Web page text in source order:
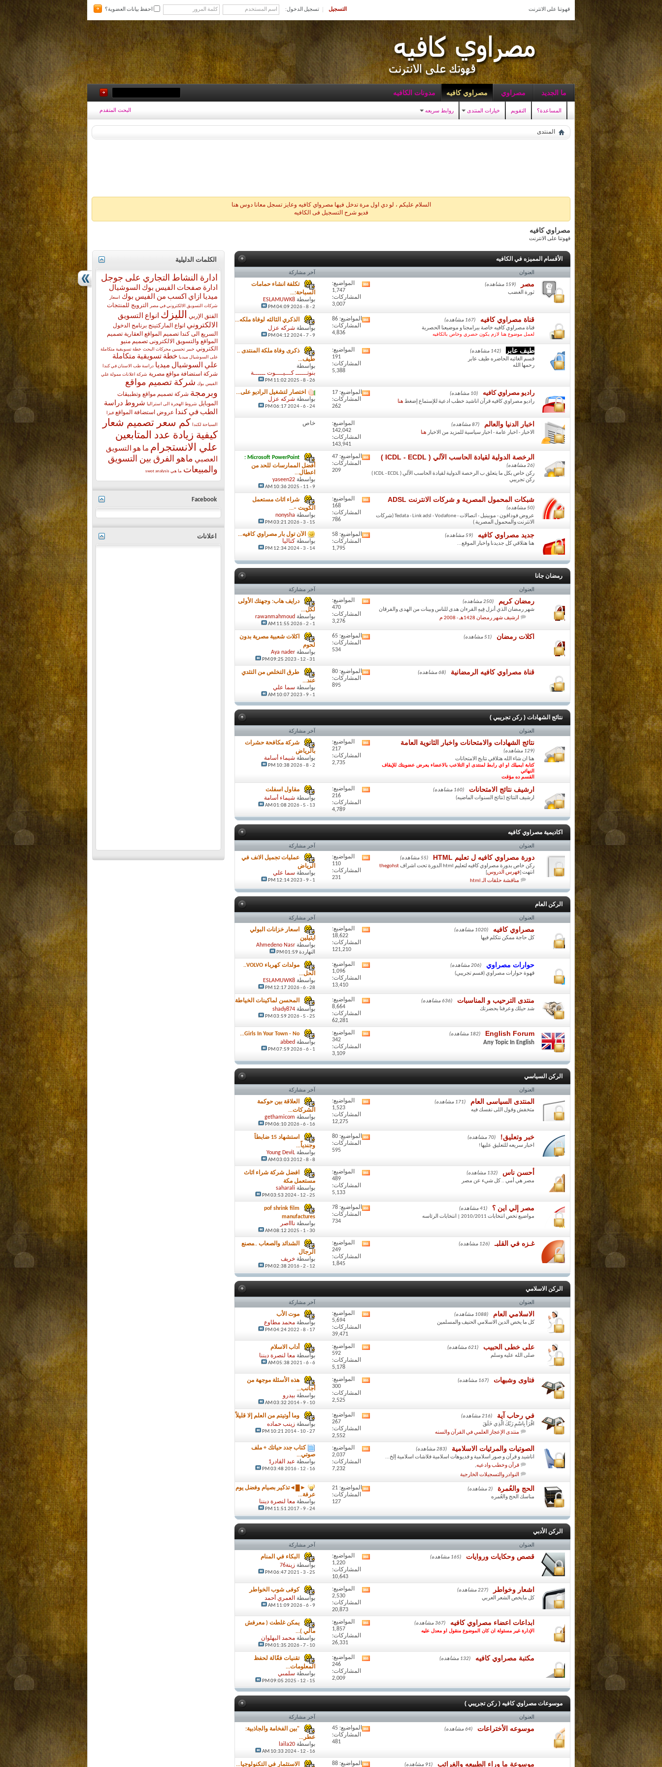
قهوتنا على الانترنت التسجيل تسجيل الدخول: احفظ بيانات العضوية؟
ما الجديد مصراوي مصراوي كافيه
المساعدة؟ التقويم خيارات المنتدى روابط سريعه
مدونات الكافيه
البحث المتقدم
المنتدى
السلام عليكم ، لو دي اول مرة تدخل فيها مصرواي كافيه وعايز تسجل معانا دوس هنا
فديو شرح التسجيل فى الكافيه
مصراوي كافيه
قهوتنا على الانترنت
الأقسام المميزه في الكافيه
العنوان آخر مشاركة
مصر
(159 مشاهده)
ثورة الغضب
مشاهدة
تغذيات
هذا
المنتدى
المواضيع:
1,747
المشاركات:
3,007
تكلفة انشاء حمامات
السباحة:...
بواسطة ESLAMUWK8
2 - 8 - 2026
04:09 PM
قناة مصراوي كافيه
(167 مشاهده)
قناة مصراوي كافيه خاصة ببرامجنا و موضيعنا الحصرية
لعمل موضوع هنا لازم يكون حصري وخاص بالكافيه
مشاهدة
تغذيات
المنتدى
المواضيع: 86
المشاركات:
4,836
الذكري الثالثه لوفاة ملكه...
بواسطة شركه عزل
9 - 7 - 2024
04:12 PM
طيف عابر
(142 مشاهده)
قسم الغائبه الحاضره طيف عابر
رحمها الله
مشاهدة
هذا
المنتدى
المواضيع:
191
المشاركات:
5,388
ذكرى وفاة ملكة المنتدى ..
طيف...
بواسطة
بنوتــــــ كـــيــــوت ــــــة
26 - 8 - 2025
11:02 PM
راديو مصراوي كافيه
(10 مشاهده)
راديو مصراوي كافيه قرآن اناشيد خطب ادعية للإستماع إضغط هنا
مشاهدة
تغذيات
المنتدى
المواضيع: 17
المشاركات:
262
اختصار لتشغيل الراديو على...
بواسطة شركه عزل
24 - 6 - 2024
06:17 PM
اخبار الدنيا والعالم
(87 مشاهده)
الاخبار - اخبار عامة - اخبار سياسية للمزيد من الاخبار هنا
المواضيع:
142,042
المشاركات:
143,941
خاص
الرخصة الدولية لقيادة الحاسب الآلي ( ICDL - ECDL )
(26 مشاهده)
ركن خاص بكل ما يتعلق ب الرخصة الدولية لقيادة الحاسب الآلي ( ICDL - ECDL )
ركن تجريبي
مشاهدة
تغذيات
المواضيع: 47
المشاركات:
209
Microsoft PowerPoint :
أفضل الممارسات للحد من
اعطال...
بواسطة yaseen22
9 - 11 - 2025
10:36 AM
شبكات المحمول المصرية و شركات الانترنت ADSL
(50 مشاهده)
عروض فودافون - موبينيل - اتصالات - Tedata - Link adsl - Vodafone (شركات
الانترنت والمحمول المصرية )
مشاهدة
هذا
المواضيع:
168
المشاركات:
786
شراء اثاث مستعمل
الكويت –...
بواسطة nonysha
15 - 3 - 2026
03:21 PM
جديد مصراوي كافيه
(59 مشاهده)
هنا هتلاقي كل جديدنا واخبار الموقع...
مشاهدة
تغذيات
المنتدى
المواضيع: 58
المشاركات:
1,795
الآن تول بار مصراوي كافيه...
بواسطة كتاليا
14 - 3 - 2024
12:34 PM
رمضان جانا
العنوان آخر مشاركة
رمضان كريم
(250 مشاهده)
شهر رمضان الذي أنزل فِيهِ القرءان هدى للناس وبينات من الهدى والفرقان
ارشيف شهر رمضان 1428هـ - 2008 م
مشاهدة
هذا
المنتدى
المواضيع:
470
المشاركات:
3,276
درايف هاب: وجهتك الأولى
لكل...
بواسطة rawanmahmoud
1 - 2 - 2026
11:55 AM
اكلات رمضان (51 مشاهده)
مشاهدة
تغذيات
المواضيع: 65
المشاركات:
534
اكلات شعبية مصرية بدون
لحوم
بواسطة Aya nader
31 - 12 - 2023
09:25 PM
قناة مصراوي كافيه الرمضانية (68 مشاهده)
مشاهدة
تغذيات
المواضيع: 80
المشاركات:
895
طرق التخلص من التثدي
عند...
بواسطة سما علي
1 - 9 - 2023
10:07 AM
نتائج الشهادات ( ركن تجريبي )
العنوان آخر مشاركة
نتائج الشهادات والامتحانات واخبار الثانوية العامة
(129 مشاهده)
هنا ان شاء الله هتلاقي نتايج الامتحانات
كتابة ايميلك او اي رابط لمنتدى او التلاعب بالاعضاء يعرض عضويتك للإيقاف
النهائي
القسم ده مؤقت
مشاهدة
هذا
المنتدى
المواضيع:
217
المشاركات:
2,735
شركة مكافحة حشرات
بالرياض
بواسطة شيماء أسامة
2 - 8 - 2026
10:38 PM
ارشيف نتائج الامتحانات
(160 مشاهده)
ارشيف النتائج (نتائج السنوات الماضيه)
مشاهدة
هذا
المنتدى
المواضيع:
216
المشاركات:
4,789
مقاول اسفلت
بواسطة شيماء أسامة
13 - 5 - 2026
01:08 AM
اكاديمية مصراوي كافيه
العنوان آخر مشاركة
دورة مصراوي كافيه ل تعليم HTML
(55 مشاهده)
ركن خاص بدورة مصراوي كافيه لتعليم html الدورة تحت اشراف
thegohst
انتهت [فهرس الدروس]
مناقشة حلقات الـ html
مشاهدة
هذا
المواضيع:
110
المشاركات:
231
عمليات تجميل الانف في
الرياض
بواسطة سما علي
1 - 9 - 2023
12:14 PM
الركن العام
العنوان آخر مشاركة
مصراوي كافيه
(1020 مشاهده)
كل حاجة ممكن نتكلم فيها
مشاهدة
تغذيات
هذا
المنتدى
المواضيع:
18,622
المشاركات:
121,210
اسعار خزانات البولي
ايثيلين
بواسطة Ahmedeno Nasr
النهاردة01:59 PM
حوارات مصراوي
(206 مشاهده)
قهوة حوارات مصراوي (قسم تجريبي)
مشاهدة
تغذيات
هذا
المنتدى
المواضيع:
1,096
المشاركات:
13,410
مولدات كهرباء VOLVO..
الحل...
بواسطة ESLAMUWK8
28 - 6 - 2026
12:17 PM
منتدى الترحيب و المناسبات
(636 مشاهده)
شد حيلك وعرفنا بحضرتك
مشاهدة
تغذيات
هذا
المنتدى
المواضيع:
8,664
المشاركات:
62,281
المحسن لماكينات الخياطة
بواسطة shady874
25 - 5 - 2026
03:59 PM
English Forum (182 مشاهده)
Any Topic In English
مشاهدة
هذا
المنتدى
المواضيع:
342
المشاركات:
3,109
Girls In Your Town - No...
بواسطة abbed
1 - 6 - 2026
07:59 PM
الركن السياسي
العنوان آخر مشاركة
المنتدى السياسى العام
(171 مشاهده)
متخفش وقول اللى نفسك فيه
مشاهدة
تغذيات
هذا
المنتدى
المواضيع:
1,523
المشاركات:
12,275
العلاقة بين حوكمة
الشركات...
بواسطة gethamicom
16 - 6 - 2026
06:10 PM
خبر وتعليق!
(70 مشاهده)
اخبار سريعه للتعليق عليها!
مشاهدة
تغذيات
المواضيع: 80
المشاركات:
595
استشهاد 15 ضابطاً
وجندياً...
بواسطة Young DeviL
8 - 8 - 2012
03:03 AM
أحسن ناس
(132 مشاهده)
مصر هي أمي .. كل شيء عن مصر
مشاهدة
هذا
المنتدى
المواضيع:
489
المشاركات:
5,133
افضل شركة شراء اثاث
مستعمل مكة
بواسطة saharali
25 - 12 - 2024
03:53 PM
مصر إلي اين ؟
(41 مشاهده)
مواضيع تخص انتخابات 2010/2011 | انتخابات الرئاسه
مشاهدة
تغذيات
المواضيع: 78
المشاركات:
734
pof shrink film
manufactures
بواسطة ناااصر
30 - 1 - 2025
08:12 AM
غـزه في القلبـ (126 مشاهده)
مشاهدة
هذا
المنتدى
المواضيع:
249
المشاركات:
1,845
الشدائد والصعاب ..مصنع
الرجال
بواسطة خريف
12 - 2 - 2016
02:38 PM
الركن الاسلامي
العنوان آخر مشاركة
الاسلامي العام
(1088 مشاهده)
كل ما يخص الدين الاسلامي الحنيف والمسلمين
مشاهدة
تغذيات
هذا
المنتدى
المواضيع:
5,694
المشاركات:
39,471
موت الأب
بواسطة محمد مطاوع
17 - 8 - 2022
04:24 PM
على خطى الحبيب
(621 مشاهده)
صلى الله عليه وسلم
مشاهدة
هذا
المنتدى
المواضيع:
592
المشاركات:
5,178
أداب الاسلام
بواسطة معا لنصرة ديننا
6 - 6 - 2021
05:38 AM
فتاوى وشبهات (167 مشاهده)
مشاهدة
هذا
المنتدى
المواضيع:
300
المشاركات:
2,525
هذه الأسئلة موجهة من
أجانب...
بواسطة بيدرو
10 - 9 - 2014
03:32 AM
في رحاب آية
(216 مشاهده)
اقْرَأْ بِاسْمِ رَبّكَ الّذِي خَلَقَ
منتدى الإعجاز العلمي في القرآن والسنه
مشاهدة
هذا
المنتدى
المواضيع:
267
المشاركات:
2,552
وما أوتيتم من العلم إلا قليلاً
بواسطة زينب حماده
27 - 10 - 2014
10:21 PM
الصوتيات والمرئيات الاسلامية
(283 مشاهده)
اناشيد و قرآن و صور اسلامية و فديوهات اسلامية فلاشات اسلامية إلخ...
قرآن وخطب وادعيه,
النوادر والتسجيلات الخارجية
مشاهدة
تغذيات
هذا
المنتدى
المواضيع:
2,037
المشاركات:
7,232
كتاب جدد حياتك + ملف
صوتي...
بواسطة عبد القادر1
16 - 12 - 2016
03:48 PM
الحج والعُمرة
(2 مشاهده)
مناسك الحج والعُمره
مشاهدة
تغذيات
المواضيع: 21
المشاركات:
127
►█◄تذكير بصيام وفضل يوم
عرفة...
بواسطة معا لنصرة ديننا
24 - 9 - 2017
11:51 PM
الركن الأدبي
العنوان آخر مشاركة
قصص وحكايات وروايات (165 مشاهده)
مشاهدة
تغذيات
هذا
المنتدى
المواضيع:
1,220
المشاركات:
10,643
البكاء في المنام
بواسطة زينة76
25 - 3 - 2021
06:47 PM
اشعار وخواطر
(227 مشاهده)
كل مايخص الشعر العربي
مشاهدة
تغذيات
هذا
المنتدى
المواضيع:
2,530
المشاركات:
20,873
كوفى شوب الخواطر
بواسطة
العمري أحمد
9 - 6 - 2026
11:09 AM
ابداعات اعضاء مصراوي كافيه
(367 مشاهده)
الإدارة غير مسئولة ان كان الموضوع منقول او معدل عليه
مشاهدة
تغذيات
هذا
المنتدى
المواضيع:
1,857
المشاركات:
26,331
يمكن غلطت ( معرفش
مالي )...
بواسطة محمد البهلوان
10 - 7 - 2026
01:35 PM
مكتبة مصراوي كافيه (132 مشاهده)
مشاهدة
هذا
المنتدى
المواضيع:
246
المشاركات:
2,009
تقنيات فعّالة لحفظ
المعلومات...
بواسطة سلمىي
15 - 12 - 2025
09:05 PM
موسوعات مصراوي كافيه ( ركن تجريبي )
العنوان آخر مشاركة
موسوعه الأختراعات (64 مشاهده)
مشاهدة
تغذيات
المواضيع: 45
المشاركات:
481
"بين الفخامة والجاذبية:
عطر...
بواسطة laila20
16 - 12 - 2024
10:33 AM
موسوعة ما وراء الطبيعه والغرائب (91 مشاهده) مشاهدة
المواضيع: 88 الاستثمار في التكنولوجيا...
الكلمات الدليلية
ادارة النشاط التجاري على جوجل
ادارة صفحات الفيس بوك السوشيال
ميديا ازاي اكسب من الفيس بوك
اسعار
شركات التسويق الالكتروني في مصر
الترويج للمنتجات
الفتق الإربي
الليزك انواع التسويق
الالكتروني انواع الماركتينج برنامج الدخول
السريع الى كندا تصميم المواقع العقارية تصميم
المواقع والتسويق الالكترونى تصميم منيو
الكتروني خبير تحسين محركات البحث خطة تسويقية متكاملة
على السوشيال ميديا
خطة تسويقية متكاملة
علي السوشيال ميديا دراسة طب الاسنان في كندا
شركة استضافة مواقع مصرية شركة اعلانات ممولة علي
الفيس بوك شركة تصميم مواقع
وبرمجة شركة تصميم مواقع وتطبيقات
الموبايل شروط الهجرة الى استراليا
شروط دراسة
الطب في كندا
عروض استضافة المواقع فيزا
السياحة لكندا
كم سعر تصميم شعار
كيفية زيادة عدد المتابعين
علي الانستجرام ما هو التسويق
العصبي ماهو الفرق بين التسويق
والمبيعات ما هي swot analysis
Facebook
اعلانات